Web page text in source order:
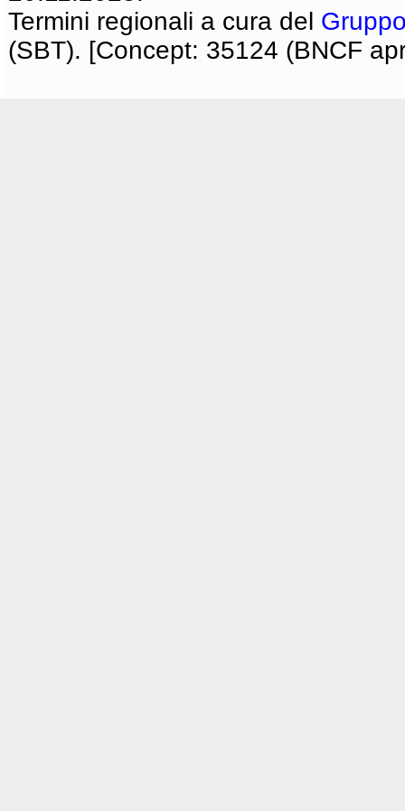
Termini regionali a cura del
(SBT). [Concept: 35124 (BNCF